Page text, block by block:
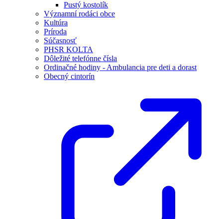
Pustý kostolík
Významní rodáci obce
Kultúra
Príroda
Súčasnosť
PHSR KOLTA
Dôležité telefónne čísla
Ordinačné hodiny - Ambulancia pre deti a dorast
Obecný cintorín